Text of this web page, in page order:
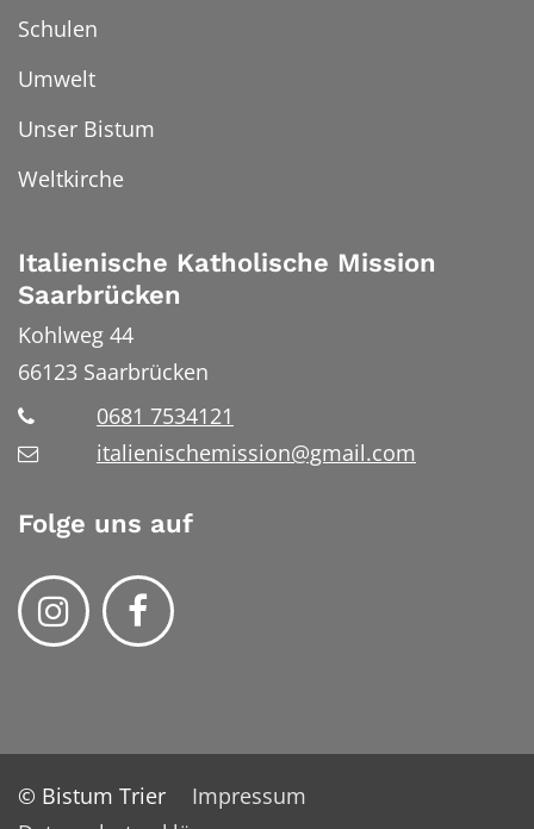
Schulen
Umwelt
Unser Bistum
Weltkirche
Italienische Katholische Mission
Saarbrücken
Kohlweg 44
66123 Saarbrücken
0681 7534121
italienischemission@gmail.com
Folge uns auf
© Bistum Trier
Impressum